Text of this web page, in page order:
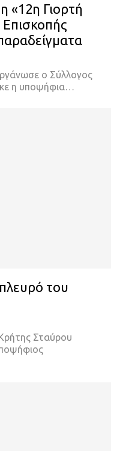
«12η Γιορτή
Επισκοπής
ο Σύλλογος
η υποψήφια…
του
Σταύρου